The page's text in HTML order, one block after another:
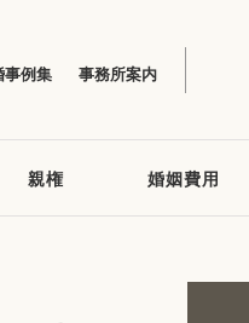
事例集 事務所案内
親権 婚姻費用